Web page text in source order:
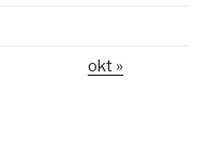
okt »